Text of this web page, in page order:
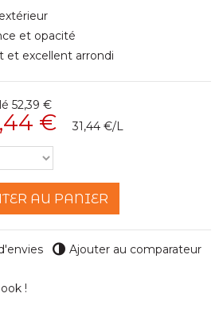
et opacité
et excellent arrondi
52,39 €
€ 31,44 €/L
AU PANIER
Ajouter au comparateur
!